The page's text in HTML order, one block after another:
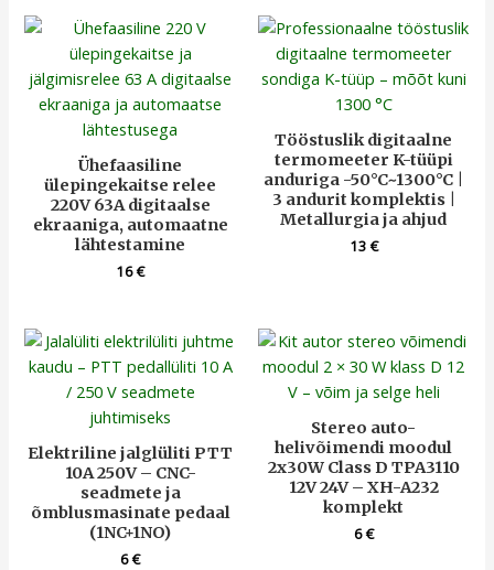
Ühefaasiline
ülepingekaitse relee
220V 63A digitaalse
ekraaniga, automaatne
lähtestamine
16€
Tööstuslik digitaalne
termomeeter K-tüüpi
anduriga -50°C~1300°C |
3 andurit komplektis |
Metallurgia ja ahjud
13€
Elektriline jalglüliti PTT
10A 250V – CNC-
seadmete ja
õmblusmasinate pedaal
(1NC+1NO)
6€
Stereo auto-
helivõimendi moodul
2x30W Class D TPA3110
12V 24V – XH-A232
komplekt
6€